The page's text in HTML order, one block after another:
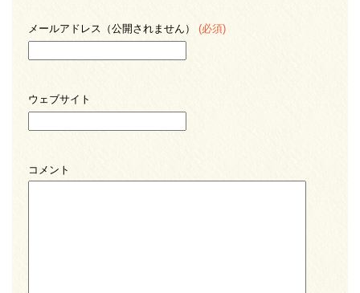
メールアドレス（公開されません） (必須)
ウェブサイト
コメント